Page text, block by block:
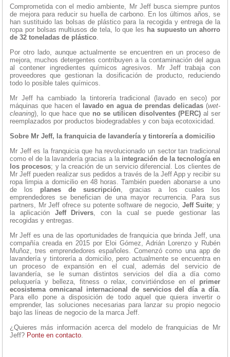
Comprometida con el medio ambiente, Mr Jeff busca siempre puntos
de mejora para reducir su huella de carbono. En los últimos años, se
han sustituido las bolsas de plástico para la recogida y entrega de la
ropa por bolsas multiusos de tela, lo que les ha supuesto un ahorro
de 32 toneladas de plástico.
Por otro lado, aunque actualmente se encuentren en un proceso de
mejora, muchos detergentes contribuyen a la contaminación del agua
al contener ingredientes químicos agresivos. Mr Jeff trabaja con
proveedores que gestionan la dosificación de producto, reduciendo
todo lo posible tales químicos.
Mr Jeff ha cambiado la tintorería tradicional (lavado en seco) por
máquinas que hacen el
lavado en agua de prendas delicadas (wet-
cleaning), lo que hace que no se utilicen disolventes (PERC) al ser
reemplazados por productos biodegradables y con baja ecotoxicidad.
Sobre Mr Jeff, la franquicia de lavandería y tintorería a domicilio
Mr Jeff es la franquicia que ha revolucionado un sector tan tradicional
como el de la lavandería gracias a la integración de la tecnología en
los procesos; y la creación de un servicio diferencial. Los clientes de
Mr Jeff pueden realizar sus pedidos a través de la Jeff App y recibir su
ropa limpia a domicilio en 48 horas. También pueden abonarse a uno
de los planes de suscripción, gracias a los cuales los
emprendedores se benefician de una mayor recurrencia. Para sus
partners, Mr Jeff ofrece su potente software de negocio, Jeff Suite; y
la aplicación Jeff Drivers, con la cual se puede gestionar las
recogidas y entregas.
Mr Jeff es una de las oportunidades de franquicia que brinda Jeff, una
compañía creada en 2015 por Eloi Gómez, Adrián Lorenzo y Rubén
Muñoz, tres emprendedores españoles. Comenzó como una app de
lavandería y tintorería a domicilio, pero actualmente se encuentra en
un proceso de expansión en el cual, además del servicio de
lavandería, se le suman distintos servicios del día a día como
peluquería y belleza, fitness o relax, convirtiéndose en el primer
ecosistema omnicanal internacional de servicios del día a día.
Para ello pone a disposición de todo aquel que quiera invertir o
emprender, las soluciones necesarias para lanzar su propio negocio
bajo las líneas de negocio de la marca Jeff.
¿Quieres más información acerca del modelo de franquicias de Mr
Jeff? Ponte en contacto.